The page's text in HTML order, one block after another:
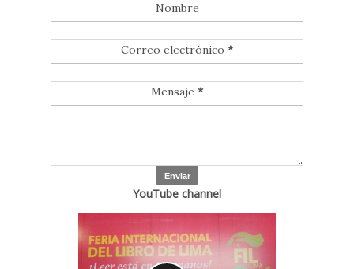
Nombre
Correo electrónico *
Mensaje *
YouTube channel